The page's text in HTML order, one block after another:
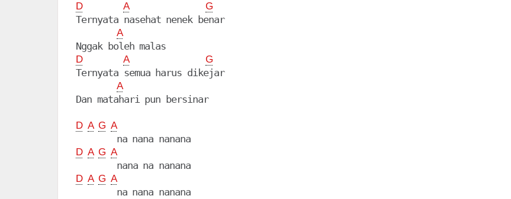
D A G
Ternyata nasehat nenek benar
A
D A G
Ternyata semua harus dikejar
A
Dan matahari pun bersinar
D A G A
D A G A
D A G A